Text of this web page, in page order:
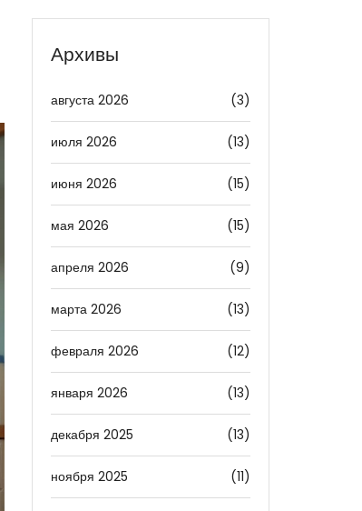
Архивы
августа 2026 (3)
июля 2026 (13)
июня 2026 (15)
мая 2026 (15)
апреля 2026 (9)
марта 2026 (13)
февраля 2026 (12)
января 2026 (13)
декабря 2025 (13)
ноября 2025 (11)